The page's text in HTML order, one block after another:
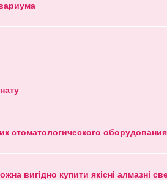
стоматологического оборудования
вигідно купити якісні алмазні